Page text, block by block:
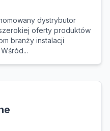
dystrybutor
oferty produktów
branży instalacji